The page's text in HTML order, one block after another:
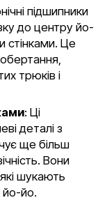
підшипники
до центру йо-
стінками. Це
трюків і
: Ці
деталі з
ще більш
Вони
шукають
йо-йо.